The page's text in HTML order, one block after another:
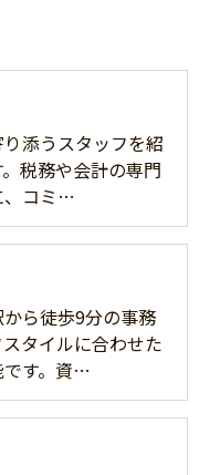
添うスタッフを紹
税務や会計の専門
、コミ…
ら徒歩9分の事務
タイルに合わせた
です。資…